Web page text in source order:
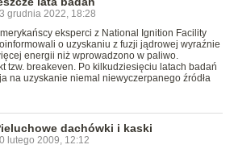
grudnia 2022, 18:28
eksperci z National Ignition Facility
o uzyskaniu z fuzji jądrowej wyraźnie
energii niż wprowadzono w paliwo.
tzw. breakeven. Po kilkudziesięciu latach badań
na uzyskanie niemal niewyczerpanego źródła
dachówki i kaski
lutego 2009, 12:12